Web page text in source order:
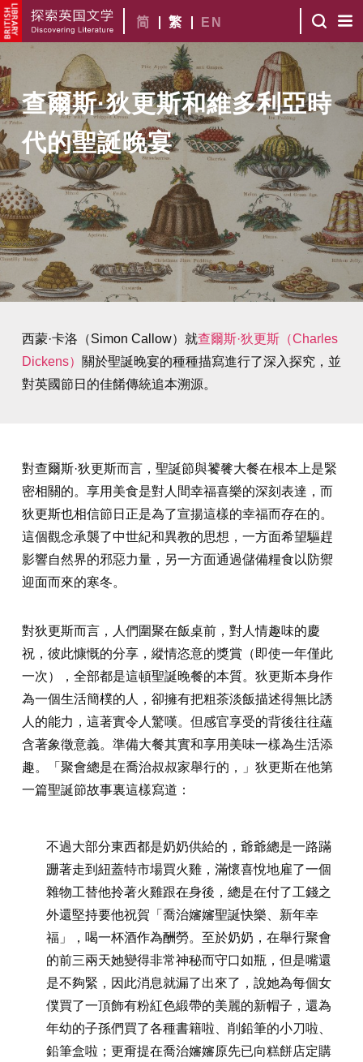
简 繁 EN
查爾斯·狄更斯和維多利亞時
代的聖誕晚宴
西蒙·卡洛（Simon Callow）就查爾斯·狄更斯（Charles
Dickens） 關於聖誕晚宴的種種描寫進行了深入探究，並
對英國節日的佳餚傳統追本溯源。
對查爾斯·狄更斯而言，聖誕節與饕餮大餐在根本上是緊
密相關的。享用美食是對人間幸福喜樂的深刻表達，而
狄更斯也相信節日正是為了宣揚這樣的幸福而存在的。
這個觀念承襲了中世紀和異教的思想，一方面希望驅趕
影響自然界的邪惡力量，另一方面通過儲備糧食以防禦
迎面而來的寒冬。
對狄更斯而言，人們圍聚在飯桌前，對人情趣味的慶
祝，彼此慷慨的分享，縱情恣意的獎賞（即使一年僅此
一次），全部都是這頓聖誕晚餐的本質。狄更斯本身作
為一個生活簡樸的人，卻擁有把粗茶淡飯描述得無比誘
人的能力，這著實令人驚嘆。但感官享受的背後往往蘊
含著象徵意義。準備大餐其實和享用美味一樣為生活添
趣。「聚會總是在喬治叔叔家舉行的，」狄更斯在他第
一篇聖誕節故事裏這樣寫道：
不過大部分東西都是奶奶供給的，爺爺總是一路蹣
跚著走到紐蓋特市場買火雞，滿懷喜悅地雇了一個
雜物工替他拎著火雞跟在身後，總是在付了工錢之
外還堅持要他祝賀「喬治嬸嬸聖誕快樂、新年幸
福」，喝一杯酒作為酬勞。至於奶奶，在舉行聚會
的前三兩天她變得非常神秘而守口如瓶，但是嘴還
是不夠緊，因此消息就漏了出來了，說她為每個女
僕買了一頂飾有粉紅色緞帶的美麗的新帽子，還為
年幼的子孫們買了各種書籍啦、削鉛筆的小刀啦、
鉛筆盒啦；更甭提在喬治嬸嬸原先已向糕餅店定購